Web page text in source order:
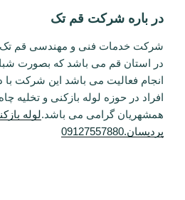
در باره شرکت قم تک
شرکت خدمات فنی و مهندسی قم تک
در استان قم می باشد که بصورت
انجام فعالیت می باشد این شرکت با
افراد در حوزه لوله بازکنی و تخلیه
همشهریان گرامی می باشد.لوله
پردیسان.09127557880